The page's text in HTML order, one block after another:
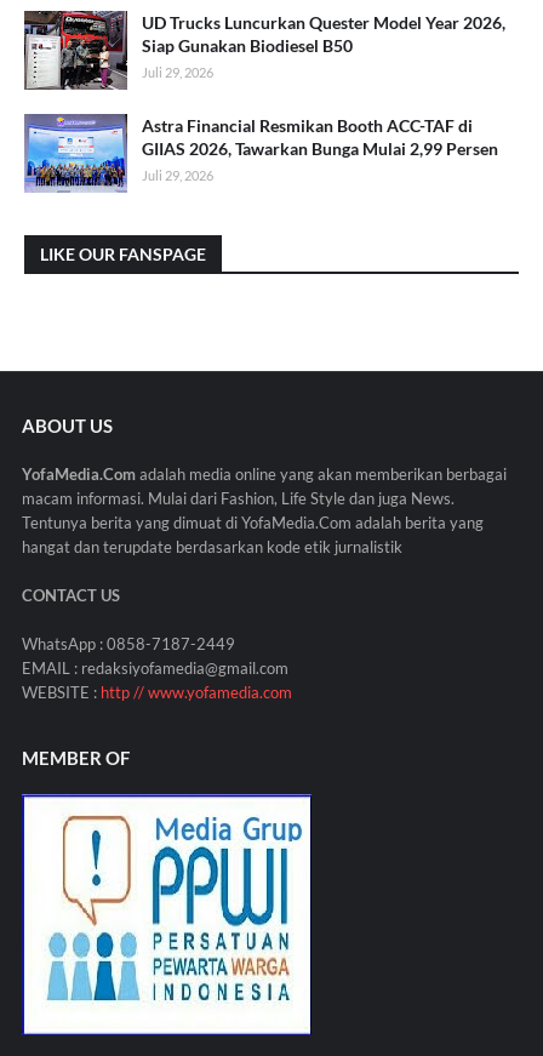
UD Trucks Luncurkan Quester Model Year 2026,
Siap Gunakan Biodiesel B50
Juli 29, 2026
Astra Financial Resmikan Booth ACC-TAF di
GIIAS 2026, Tawarkan Bunga Mulai 2,99 Persen
Juli 29, 2026
LIKE OUR FANSPAGE
ABOUT US
YofaMedia.Comadalah media online yang akan memberikan berbagai
macam informasi. Mulai dari Fashion, Life Style dan juga News.
Tentunya berita yang dimuat di YofaMedia.Com adalah berita yang
hangat dan terupdate berdasarkan kode etik jurnalistik
CONTACT US
WhatsApp : 0858-7187-2449
EMAIL : redaksiyofamedia@gmail.com
WEBSITE : http // www.yofamedia.com
MEMBER OF